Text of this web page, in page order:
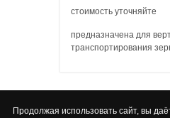
стоимость уточняйте
предназначена для
транспортирования
Продолжая использовать сайт, вы